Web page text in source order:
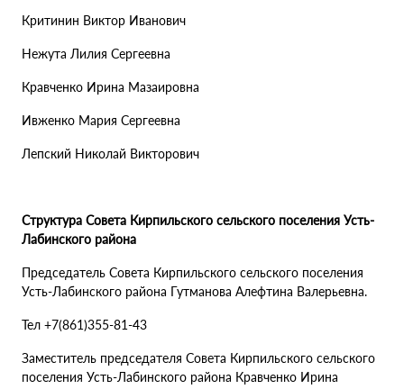
Критинин Виктор Иванович
Нежута Лилия Сергеевна
Кравченко Ирина Мазаировна
Ивженко Мария Сергеевна
Лепский Николай Викторович
Структура Совета Кирпильского сельского поселения Усть-
Лабинского района
Председатель Совета Кирпильского сельского поселения
Усть-Лабинского района Гутманова Алефтина Валерьевна.
Тел +7(861)355-81-43
Заместитель председателя Совета Кирпильского сельского
поселения Усть-Лабинского района Кравченко Ирина